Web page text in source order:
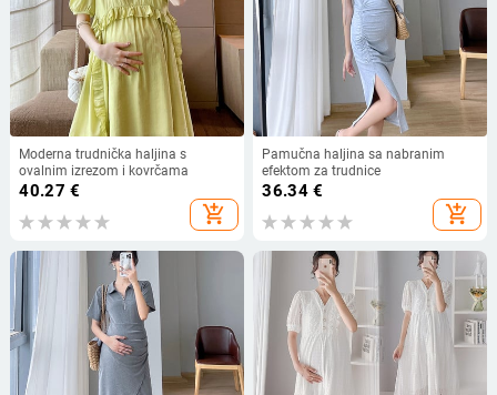
Moderna trudnička haljina s
ovalnim izrezom i kovrčama
40.27 €
add_shopping_cart
Pamučna haljina sa nabranim
efektom za trudnice
36.34€
add_shopping_cart